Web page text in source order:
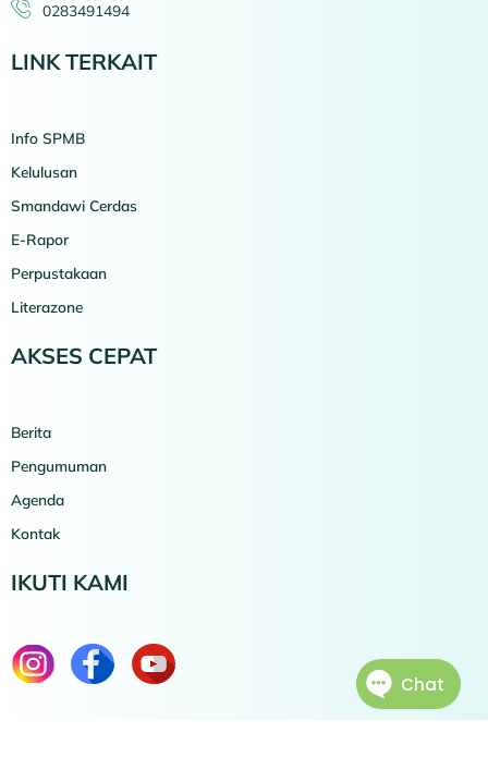
0283491494
LINK TERKAIT
Info SPMB
Kelulusan
Smandawi Cerdas
E-Rapor
Perpustakaan
Literazone
AKSES CEPAT
Berita
Pengumuman
Agenda
Kontak
IKUTI KAMI